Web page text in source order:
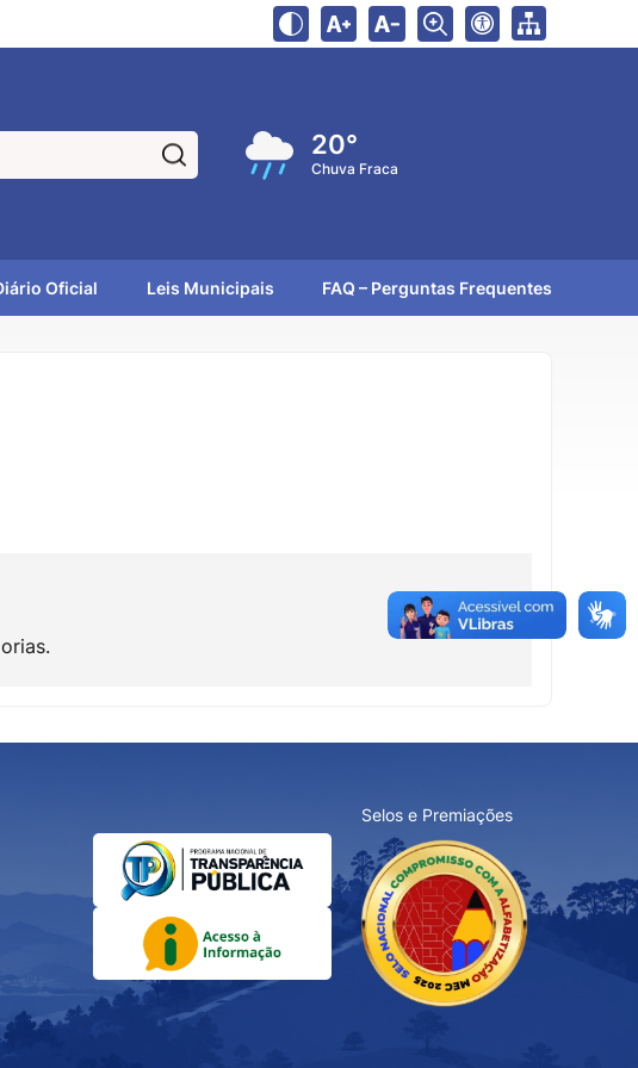
Pesquisar: 20°
Chuva Fraca
Oficial Leis Municipais FAQ – Perguntas Frequentes
Selos e Premiações